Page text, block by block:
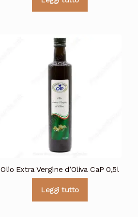
Olio Extra Vergine d’Oliva CaP 0,5l
Leggi tutto